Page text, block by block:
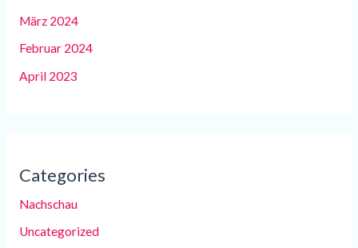
März 2024
Februar 2024
April 2023
Categories
Nachschau
Uncategorized